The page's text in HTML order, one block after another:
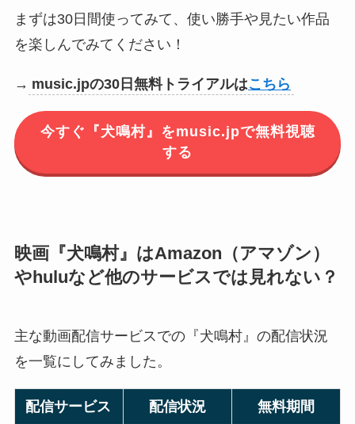
まずは30日間使ってみて、使い勝手や見たい作品
を楽しんでみてください！
→ music.jpの30日無料トライアルはこちら
今すぐ『犬鳴村』をmusic.jpで無料視聴
する
映画『犬鳴村』はAmazon（アマゾン）
やhuluなど他のサービスでは見れない？
主な動画配信サービスでの『犬鳴村』の配信状況
を一覧にしてみました。
配信サービス 配信状況 無料期間